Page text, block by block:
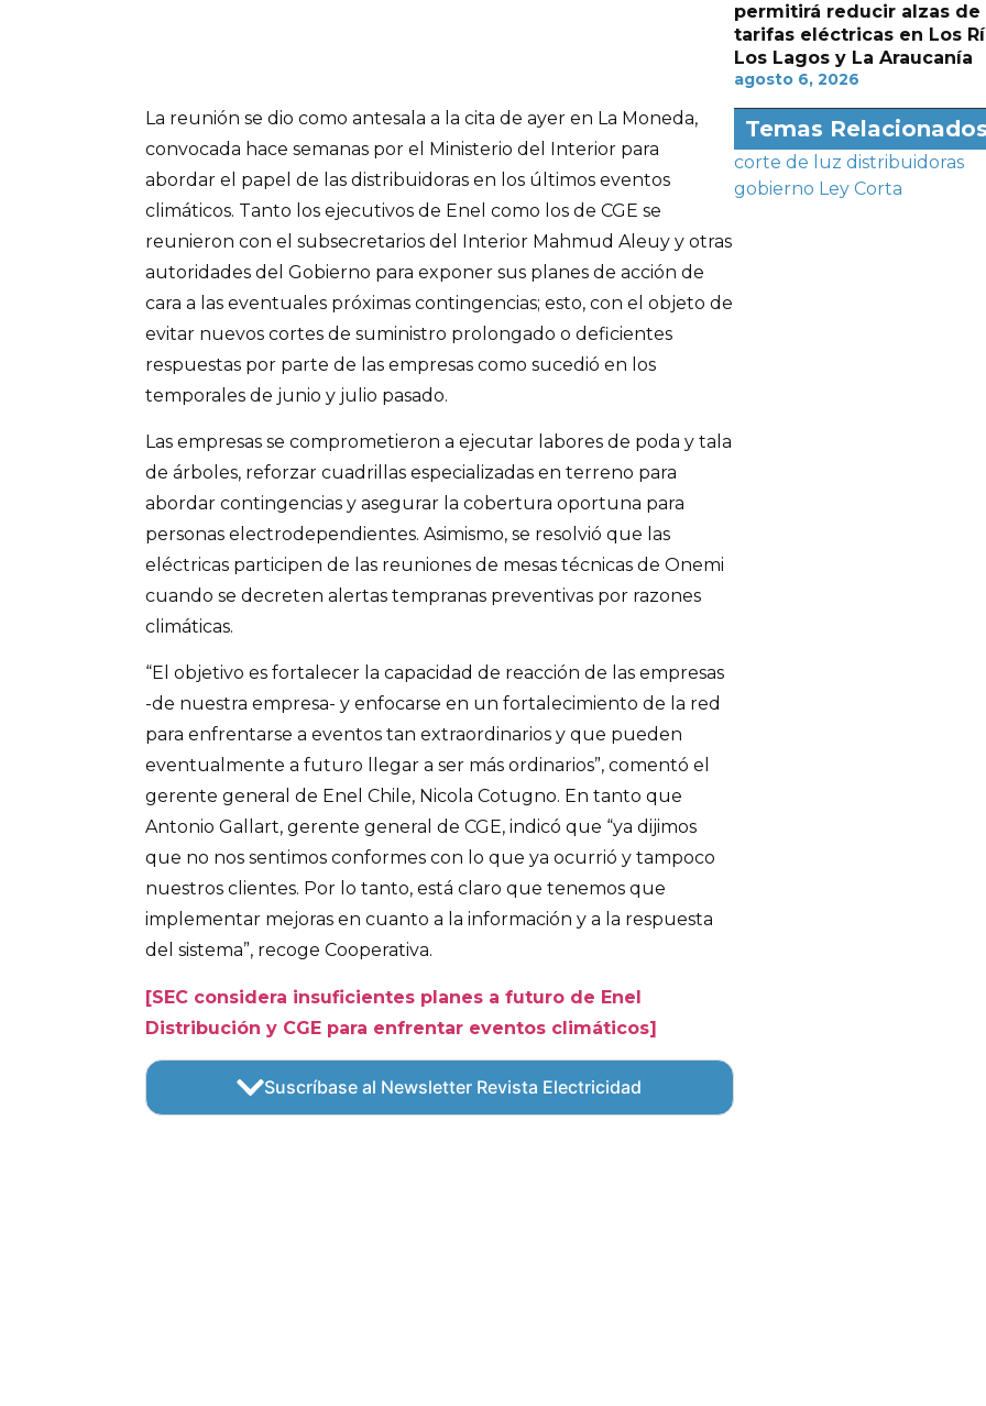
La reunión se dio como antesala a la cita de ayer en La Moneda,
convocada hace semanas por el Ministerio del Interior para
abordar el papel de las distribuidoras en los últimos eventos
climáticos. Tanto los ejecutivos de Enel como los de CGE se
reunieron con el subsecretarios del Interior Mahmud Aleuy y otras
autoridades del Gobierno para exponer sus planes de acción de
cara a las eventuales próximas contingencias; esto, con el objeto de
evitar nuevos cortes de suministro prolongado o deficientes
respuestas por parte de las empresas como sucedió en los
temporales de junio y julio pasado.
Las empresas se comprometieron a ejecutar labores de poda y tala
de árboles, reforzar cuadrillas especializadas en terreno para
abordar contingencias y asegurar la cobertura oportuna para
personas electrodependientes. Asimismo, se resolvió que las
eléctricas participen de las reuniones de mesas técnicas de Onemi
cuando se decreten alertas tempranas preventivas por razones
climáticas.
“El objetivo es fortalecer la capacidad de reacción de las empresas
-de nuestra empresa- y enfocarse en un fortalecimiento de la red
para enfrentarse a eventos tan extraordinarios y que pueden
eventualmente a futuro llegar a ser más ordinarios”, comentó el
gerente general de Enel Chile, Nicola Cotugno. En tanto que
Antonio Gallart, gerente general de CGE, indicó que “ya dijimos
que no nos sentimos conformes con lo que ya ocurrió y tampoco
nuestros clientes. Por lo tanto, está claro que tenemos que
implementar mejoras en cuanto a la información y a la respuesta
del sistema”, recoge Cooperativa.
[SEC considera insuficientes planes a futuro de Enel
Distribución y CGE para enfrentar eventos climáticos]
Suscríbase al Newsletter Revista Electricidad
permitirá reducir alzas de
tarifas eléctricas en Los
Los Lagos y La Araucanía
agosto 6, 2026
Temas Relacionados
corte de luz distribuidoras
gobierno Ley Corta